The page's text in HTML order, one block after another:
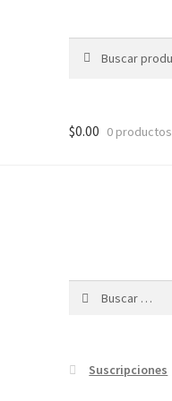
por:
$0.00 0 productos
Suscripciones